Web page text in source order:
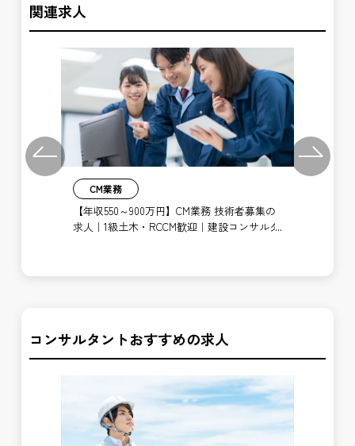
関連求人
Previous
CM業務
【年収550～900万円】CM業務 技術者募集の
求人｜1級土木・RCCM歓迎｜建設コンサルタ
Next
コンサルタントおすすめの求人